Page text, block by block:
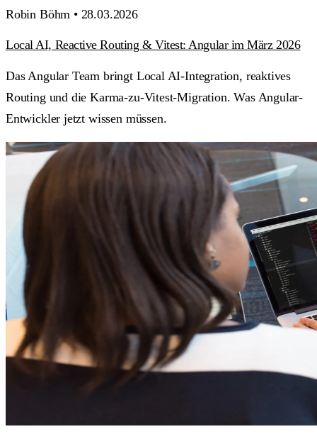
Robin Böhm • 28.03.2026
Local AI, Reactive Routing & Vitest: Angular im März 2026
Das Angular Team bringt Local AI-Integration, reaktives
Routing und die Karma-zu-Vitest-Migration. Was Angular-
Entwickler jetzt wissen müssen.